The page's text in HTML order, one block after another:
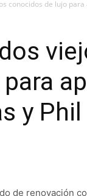
conocidos de lujo
y Phil
de renovación